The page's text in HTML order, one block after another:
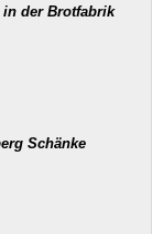
in der Brotfabrik
Schänke